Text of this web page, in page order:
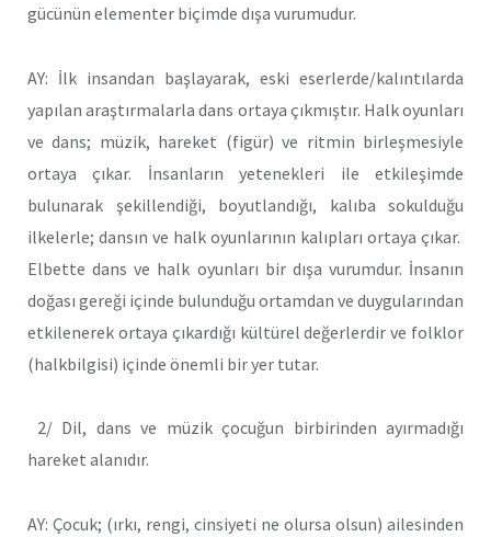
gücünün elementer biçimde dışa vurumudur.
AY: İlk insandan başlayarak, eski eserlerde/kalıntılarda
yapılan araştırmalarla dans ortaya çıkmıştır. Halk oyunları
ve dans; müzik, hareket (figür) ve ritmin birleşmesiyle
ortaya çıkar. İnsanların yetenekleri ile etkileşimde
bulunarak şekillendiği, boyutlandığı, kalıba sokulduğu
ilkelerle; dansın ve halk oyunlarının kalıpları ortaya çıkar.
Elbette dans ve halk oyunları bir dışa vurumdur. İnsanın
doğası gereği içinde bulunduğu ortamdan ve duygularından
etkilenerek ortaya çıkardığı kültürel değerlerdir ve folklor
(halkbilgisi) içinde önemli bir yer tutar.
2/ Dil, dans ve müzik çocuğun birbirinden ayırmadığı
hareket alanıdır.
AY: Çocuk; (ırkı, rengi, cinsiyeti ne olursa olsun) ailesinden